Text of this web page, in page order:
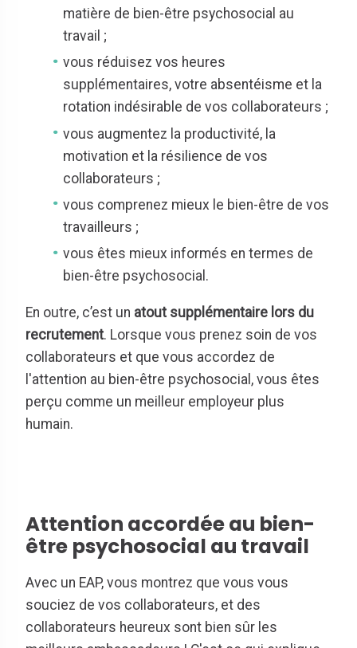
matière de bien-être psychosocial au
travail ;
vous réduisez vos heures
supplémentaires, votre absentéisme et la
rotation indésirable de vos collaborateurs ;
vous augmentez la productivité, la
motivation et la résilience de vos
collaborateurs ;
vous comprenez mieux le bien-être de vos
travailleurs ;
vous êtes mieux informés en termes de
bien-être psychosocial.
En outre, c’est un atout supplémentaire lors du
recrutement. Lorsque vous prenez soin de vos
collaborateurs et que vous accordez de
l'attention au bien-être psychosocial, vous êtes
perçu comme un meilleur employeur plus
humain.
Attention accordée au bien-
être psychosocial au travail
Avec un EAP, vous montrez que vous vous
souciez de vos collaborateurs, et des
collaborateurs heureux sont bien sûr les